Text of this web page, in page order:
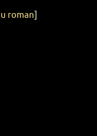
roman